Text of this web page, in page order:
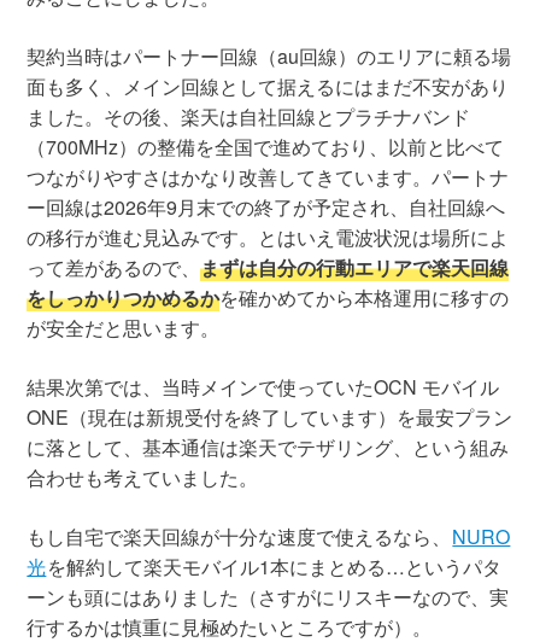
契約当時はパートナー回線（au回線）のエリアに頼る場
面も多く、メイン回線として据えるにはまだ不安があり
ました。その後、楽天は自社回線とプラチナバンド
（700MHz）の整備を全国で進めており、以前と比べて
つながりやすさはかなり改善してきています。パートナ
ー回線は2026年9月末での終了が予定され、自社回線へ
の移行が進む見込みです。とはいえ電波状況は場所によ
って差があるので、まずは自分の行動エリアで楽天回線
をしっかりつかめるかを確かめてから本格運用に移すの
が安全だと思います。
結果次第では、当時メインで使っていたOCN モバイル
ONE（現在は新規受付を終了しています）を最安プラン
に落として、基本通信は楽天でテザリング、という組み
合わせも考えていました。
もし自宅で楽天回線が十分な速度で使えるなら、 NURO
光を解約して楽天モバイル1本にまとめる…というパタ
ーンも頭にはありました（さすがにリスキーなので、実
行するかは慎重に見極めたいところですが）。